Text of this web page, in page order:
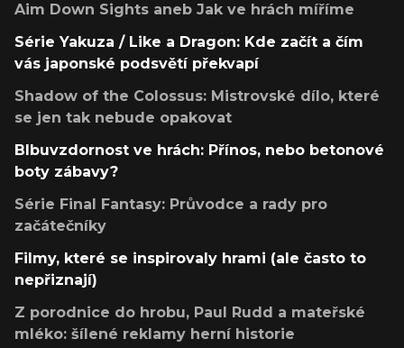
Aim Down Sights aneb Jak ve hrách míříme
Série Yakuza / Like a Dragon: Kde začít a čím
vás japonské podsvětí překvapí
Shadow of the Colossus: Mistrovské dílo, které
se jen tak nebude opakovat
Blbuvzdornost ve hrách: Přínos, nebo betonové
boty zábavy?
Série Final Fantasy: Průvodce a rady pro
začátečníky
Filmy, které se inspirovaly hrami (ale často to
nepřiznají)
Z porodnice do hrobu, Paul Rudd a mateřské
mléko: šílené reklamy herní historie